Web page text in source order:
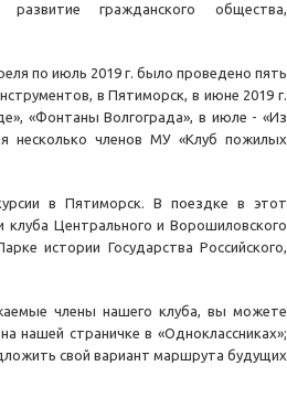
гражданского общества,
по июль 2019 г. было проведено пять
в Пятиморск, в июне 2019 г.
«Фонтаны Волгограда», в июле - «Из
несколько членов МУ «Клуб пожилых
в Пятиморск. В поездке в этот
клуба Центрального и Ворошиловского
истории Государства Российского,
члены нашего клуба, вы можете
нашей страничке в «Одноклассниках»;
свой вариант маршрута будущих